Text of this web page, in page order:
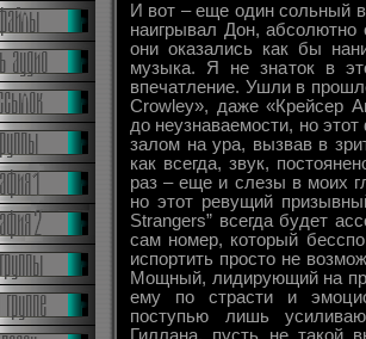
И вот – еще один сольный
наигрывал Дон,
они оказались как бы
музыка. Я не знаток в
впечатление. Ушли в
Crowley», даже «Крейсер
до неузнаваемости, но
залом на ура, вызвав в
как всегда, звук,
раз – еще и слезы в моих
но этот ревущий
Strangers” всегда будет
сам номер, который
испортить просто не
Мощный, лидирующий на
ему по страсти и
поступью лишь